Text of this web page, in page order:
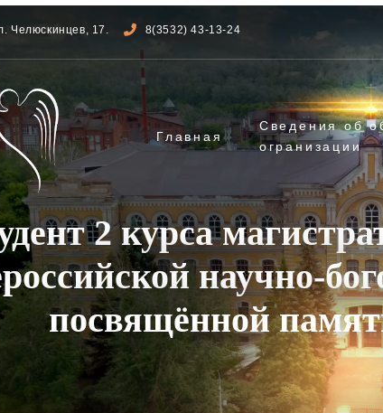
Челюскинцев, 17. 8(3532) 43-13-24
Главная
Сведения об
огранизации
2 курса
научно-
посвящённой